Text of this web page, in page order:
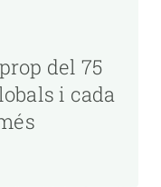
del 75
i cada